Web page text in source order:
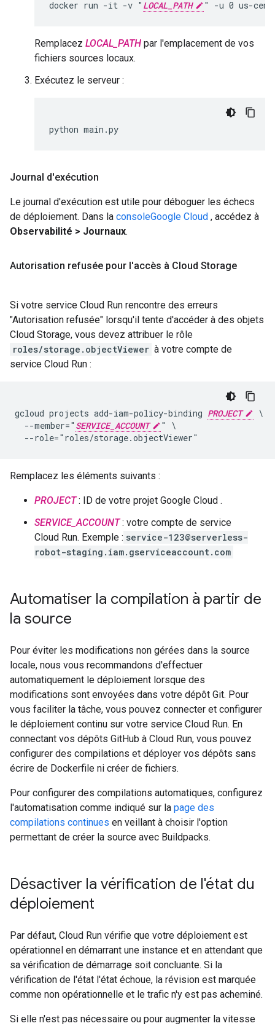
docker run -it -v " LOCAL_PATH " -u 0 us-
Remplacez LOCAL_PATH par l'emplacement de vos
fichiers sources locaux.
Exécutez le serveur :
python main.py
Journal d'exécution
Le journal d'exécution est utile pour déboguer les échecs
de déploiement. Dans la consoleGoogle Cloud , accédez à
Observabilité > Journaux.
Autorisation refusée pour l'accès à Cloud Storage
Si votre service Cloud Run rencontre des erreurs
"Autorisation refusée" lorsqu'il tente d'accéder à des objets
Cloud Storage, vous devez attribuer le rôle
roles/storage.objectViewer à votre compte de
service Cloud Run :
gcloud projects add-iam-policy-binding PROJECT
\
  --member="
SERVICE_ACCOUNT
" \
Remplacez les éléments suivants :
PROJECT: ID de votre projet Google Cloud .
SERVICE_ACCOUNT: votre compte de service
Cloud Run. Exemple : service-123@serverless-
robot-staging.iam.gserviceaccount.com
Automatiser la compilation à partir de
la source
Pour éviter les modifications non gérées dans la source
locale, nous vous recommandons d'effectuer
automatiquement le déploiement lorsque des
modifications sont envoyées dans votre dépôt Git. Pour
vous faciliter la tâche, vous pouvez connecter et configurer
le déploiement continu sur votre service Cloud Run. En
connectant vos dépôts GitHub à Cloud Run, vous pouvez
configurer des compilations et déployer vos dépôts sans
écrire de Dockerfile ni créer de fichiers.
Pour configurer des compilations automatiques, configurez
l'automatisation comme indiqué sur la page des
compilations continues en veillant à choisir l'option
permettant de créer la source avec Buildpacks.
Désactiver la vérification de l'état du
déploiement
Par défaut, Cloud Run vérifie que votre déploiement est
opérationnel en démarrant une instance et en attendant que
sa vérification de démarrage soit concluante. Si la
vérification de l'état l'état échoue, la révision est marquée
comme non opérationnelle et le trafic n'y est pas acheminé.
Si elle n'est pas nécessaire ou pour augmenter la vitesse